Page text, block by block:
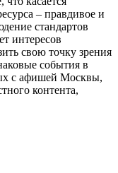
– правдивое и
стандартов
интересов
свою точку зрения
события в
с афишей Москвы,
контента,